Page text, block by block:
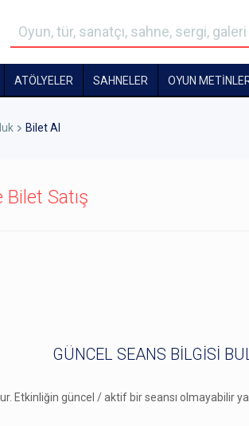
ATÖLYELER SAHNELER OYUN
Bilet Al
Satış
GÜNCEL SEANS BİLGİSİ
Etkinliğin güncel / aktif bir seansı olmayabilir